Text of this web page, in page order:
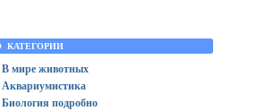
КАТЕГОРИИ
В мире животных
Аквариумистика
Биология подробно